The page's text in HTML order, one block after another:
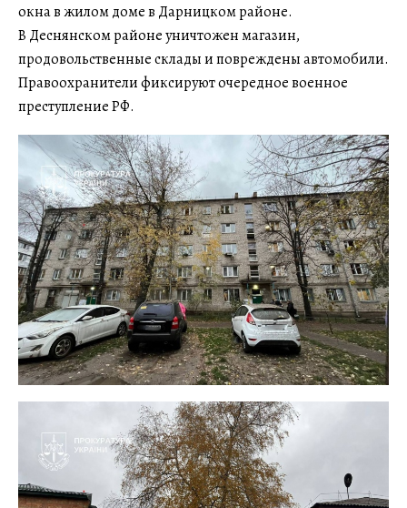
окна в жилом доме в Дарницком районе.
В Деснянском районе уничтожен магазин,
продовольственные склады и повреждены автомобили.
Правоохранители фиксируют очередное военное
преступление РФ.